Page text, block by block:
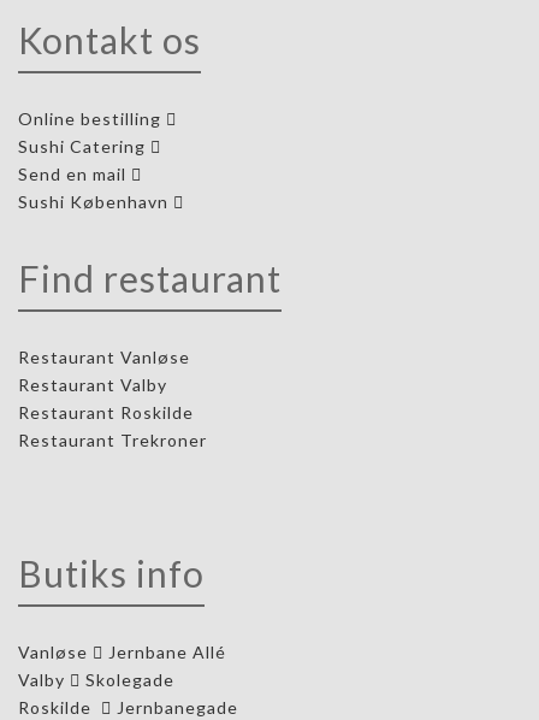
Kontakt os
Online bestilling
Sushi Catering
Send en mail
Sushi København
Find restaurant
Restaurant Vanløse
Restaurant Valby
Restaurant Roskilde
Restaurant Trekroner
Butiks info
Vanløse
Jernbane Allé
Valby
Skolegade
Roskilde
Jernbanegade